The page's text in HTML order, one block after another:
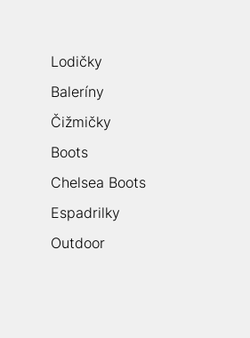
Lodičky
Baleríny
Čižmičky
Boots
Chelsea Boots
Espadrilky
Outdoor